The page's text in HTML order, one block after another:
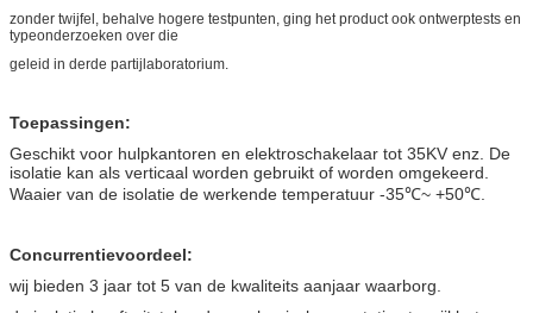
zonder twijfel, behalve hogere testpunten, ging het product ook ontwerptests en
typeonderzoeken over die
geleid in derde partijlaboratorium.
Toepassingen:
Geschikt voor hulpkantoren en elektroschakelaar tot 35KV enz. De
isolatie kan als verticaal worden gebruikt of worden omgekeerd.
Waaier van de isolatie de werkende temperatuur -35℃~ +50℃.
Concurrentievoordeel:
wij bieden 3 jaar tot 5 van de kwaliteits aanjaar waarborg.